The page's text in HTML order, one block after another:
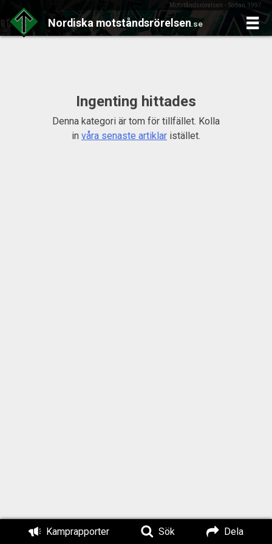
Motståndsrörelsen - Sedan 1997
Nordiska motståndsrörelsen.se
Kamprapporter Sök Dela
Ingenting hittades
Denna kategori är tom för tillfället. Kolla
in våra senaste artiklar istället.